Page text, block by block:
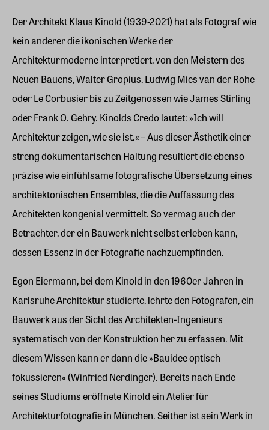
Der Architekt Klaus Kinold (1939-2021) hat als Fotograf wie
kein anderer die ikonischen Werke der
Architekturmoderne interpretiert, von den Meistern des
Neuen Bauens, Walter Gropius, Ludwig Mies van der Rohe
oder Le Corbusier bis zu Zeitgenossen wie James Stirling
oder Frank O. Gehry. Kinolds Credo lautet: »Ich will
Architektur zeigen, wie sie ist.« – Aus dieser Ästhetik einer
streng dokumentarischen Haltung resultiert die ebenso
präzise wie einfühlsame fotografische Übersetzung eines
architektonischen Ensembles, die die Auffassung des
Architekten kongenial vermittelt. So vermag auch der
Betrachter, der ein Bauwerk nicht selbst erleben kann,
dessen Essenz in der Fotografie nachzuempfinden.
Egon Eiermann, bei dem Kinold in den 1960er Jahren in
Karlsruhe Architektur studierte, lehrte den Fotografen, ein
Bauwerk aus der Sicht des Architekten-Ingenieurs
systematisch von der Konstruktion her zu erfassen. Mit
diesem Wissen kann er dann die »Bauidee optisch
fokussieren« (Winfried Nerdinger). Bereits nach Ende
seines Studiums eröffnete Kinold ein Atelier für
Architekturfotografie in München. Seither ist sein Werk in